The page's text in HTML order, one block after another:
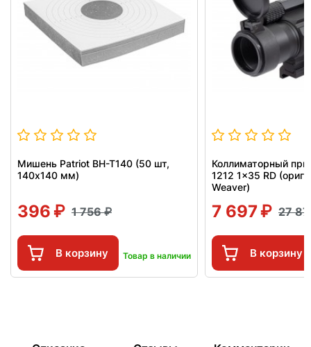
Мишень Patriot BH-T140 (50 шт,
140x140 мм)
396 1 756
В корзину Товар в наличии
Коллиматорный
1212 1x35 RD
Weaver)
7 697 27
В корзину